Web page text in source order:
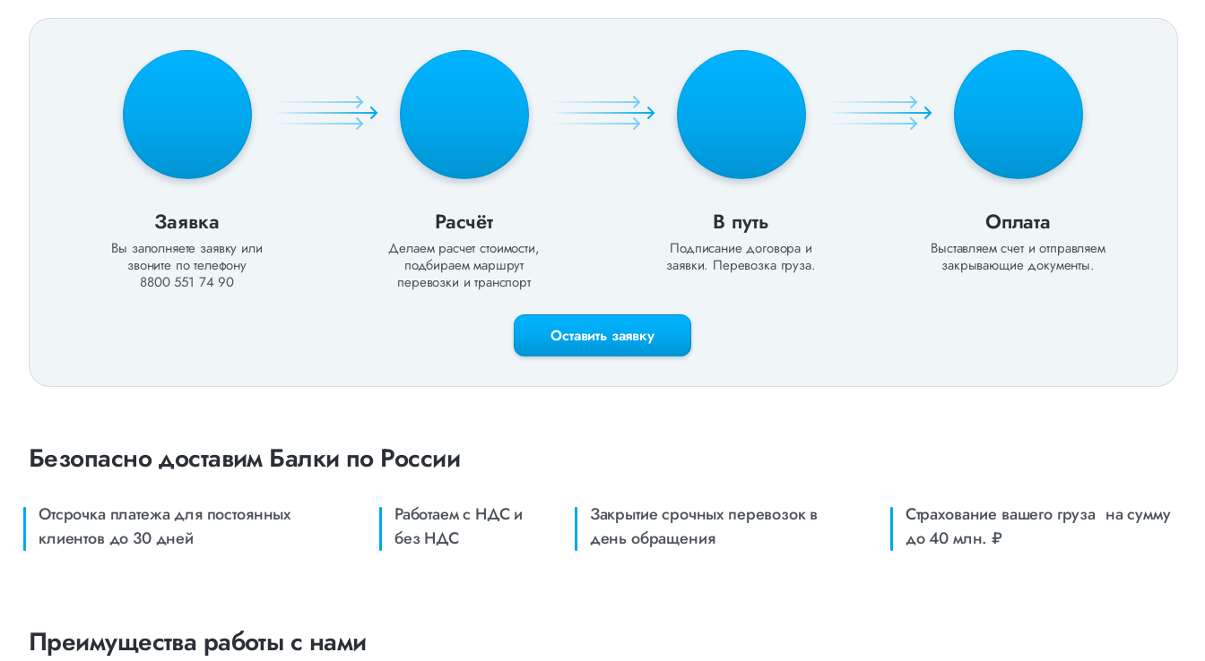
Заявка
Вы заполняете заявку или
звоните по телефону
8800 551 74 90
Расчёт
Делаем расчет стоимости,
подбираем маршрут
перевозки и транспорт
В путь
Подписание договора и
заявки. Перевозка груза.
Оплата
Выставляем счет и отправляем
закрывающие документы.
Оставить заявку
Безопасно доставим Балки по России
Отсрочка платежа для постоянных
клиентов до 30 дней
Работаем с НДС и
без НДС
Закрытие срочных перевозок в
день обращения
Страхование вашего груза на сумму
до 40 млн. ₽
Преимущества работы с нами